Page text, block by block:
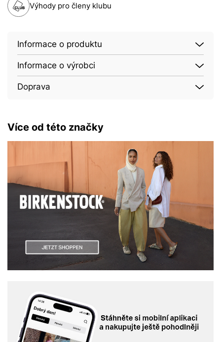
Výhody pro členy klubu
Informace o produktu
Informace o výrobci
Doprava
Více od této značky